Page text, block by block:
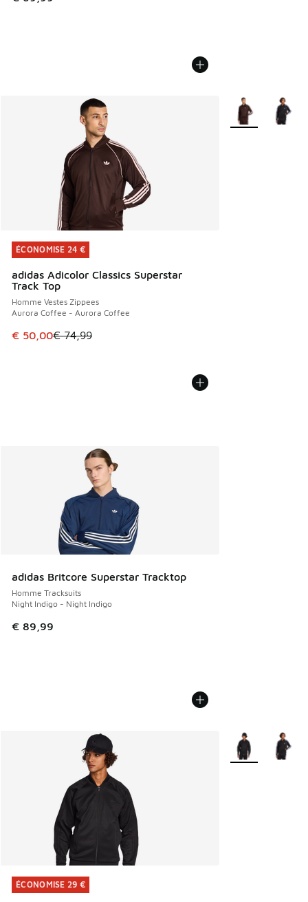
ÉCONOMISE 24 €
adidas Adicolor Classics Superstar
Track Top
Homme Vestes Zippees
Aurora Coffee - Aurora Coffee
Cet article est en promotion. Prix en baisse de € 74,99 à
€ 50,00€ 74,99
ÉCONOMISE 24 €
Plus de couleurs
adidas Britcore Superstar Tracktop
Homme Tracksuits
Night Indigo - Night Indigo
€ 89,99
ÉCONOMISE 29 €
ÉCONOMISE 29 €
Plus de couleurs